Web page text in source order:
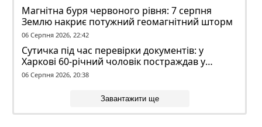
Магнітна буря червоного рівня: 7 серпня
Землю накриє потужний геомагнітний шторм
06 Серпня 2026, 22:42
Сутичка під час перевірки документів: у
Харкові 60-річний чоловік постраждав у
конфлікті з ТЦК
06 Серпня 2026, 20:38
Завантажити ще